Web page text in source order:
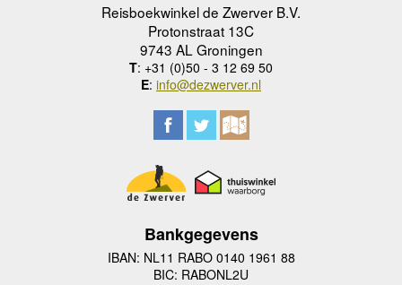
Reisboekwinkel de Zwerver B.V.
Protonstraat 13C
9743 AL Groningen
T: +31 (0)50 - 3 12 69 50
E: info@dezwerver.nl
Bankgegevens
IBAN: NL11 RABO 0140 1961 88
BIC: RABONL2U